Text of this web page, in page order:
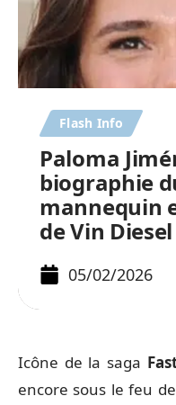
Flash Info
Paloma
biographie
mannequin
de Vin Diesel
05/02/2026
Icône de la saga
encore sous le feu